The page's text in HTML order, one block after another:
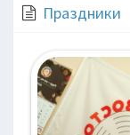
Праздники